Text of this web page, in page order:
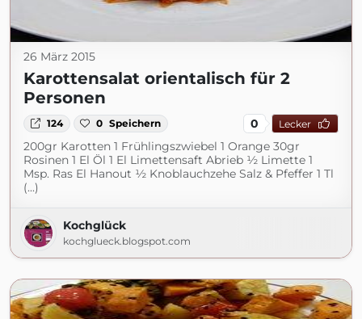
26 März 2015
Karottensalat orientalisch für 2
Personen
124 0 Speichern 0 Lecker
200gr Karotten 1 Frühlingszwiebel 1 Orange 30gr
Rosinen 1 El Öl 1 El Limettensaft Abrieb ½ Limette 1
Msp. Ras El Hanout ½ Knoblauchzehe Salz & Pfeffer 1 Tl
(...)
Kochglück
kochglueck.blogspot.com